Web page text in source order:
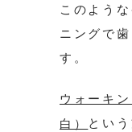
このよう
ニングで
す。
ウォーキ
白） とい